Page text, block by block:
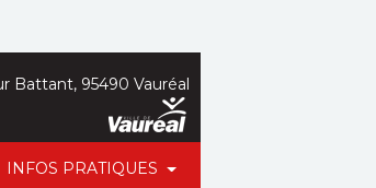
INFOS PRATIQUES
Battant, 95490 Vauréal